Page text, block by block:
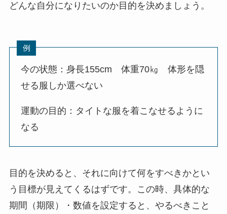
どんな自分になりたいのか目的を決めましょう。
例
今の状態：身長155cm 体重70㎏ 体形を隠
せる服しか選べない
運動の目的：タイトな服を着こなせるように
なる
目的を決めると、それに向けて何をすべきかとい
う目標が見えてくるはずです。この時、具体的な
期間（期限）・数値を設定すると、やるべきこと